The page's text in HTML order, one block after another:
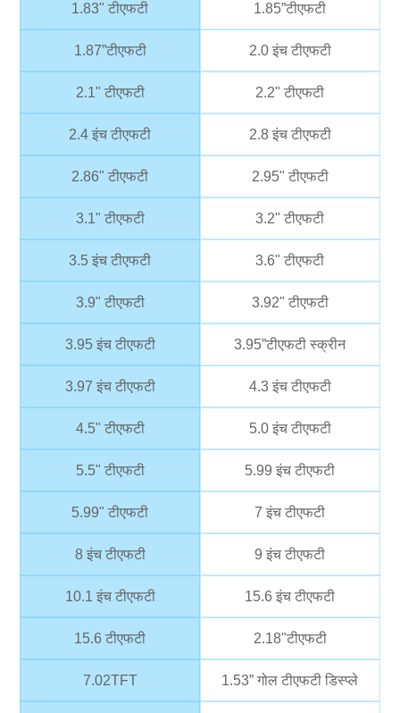
1.83" टीएफटी 1.85”टीएफटी
1.87”टीएफटी 2.0 इंच टीएफटी
2.1" टीएफटी 2.2" टीएफटी
2.4 इंच टीएफटी 2.8 इंच टीएफटी
2.86" टीएफटी 2.95" टीएफटी
3.1" टीएफटी 3.2" टीएफटी
3.5 इंच टीएफटी 3.6" टीएफटी
3.9" टीएफटी 3.92" टीएफटी
3.95 इंच टीएफटी 3.95”टीएफटी स्क्रीन
3.97 इंच टीएफटी 4.3 इंच टीएफटी
4.5" टीएफटी 5.0 इंच टीएफटी
5.5" टीएफटी 5.99 इंच टीएफटी
5.99" टीएफटी 7 इंच टीएफटी
8 इंच टीएफटी 9 इंच टीएफटी
10.1 इंच टीएफटी 15.6 इंच टीएफटी
15.6 टीएफटी 2.18"टीएफटी
7.02TFT 1.53” गोल टीएफटी डिस्प्ले